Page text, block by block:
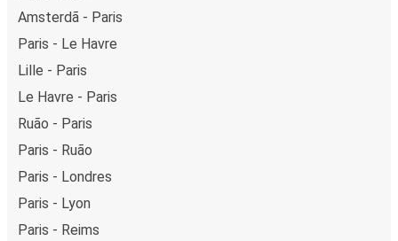
Amsterdã - Paris
Paris - Le Havre
Lille - Paris
Le Havre - Paris
Ruão - Paris
Paris - Ruão
Paris - Londres
Paris - Lyon
Paris - Reims